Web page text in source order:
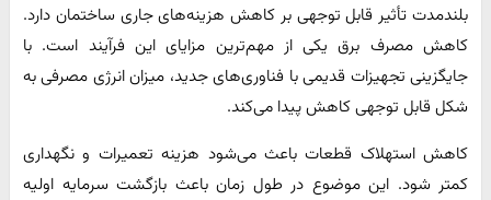
بلندمدت تأثیر قابل توجهی بر کاهش هزینه‌های جاری ساختمان دارد.
کاهش مصرف برق یکی از مهم‌ترین مزایای این فرآیند است. با
جایگزینی تجهیزات قدیمی با فناوری‌های جدید، میزان انرژی مصرفی به
شکل قابل توجهی کاهش پیدا می‌کند.
کاهش استهلاک قطعات باعث می‌شود هزینه تعمیرات و نگهداری
کمتر شود. این موضوع در طول زمان باعث بازگشت سرمایه اولیه